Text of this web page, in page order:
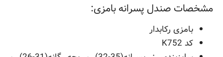
مشخصات صندل پسرانه بامزی:
بامزی رکابدار
کد K752